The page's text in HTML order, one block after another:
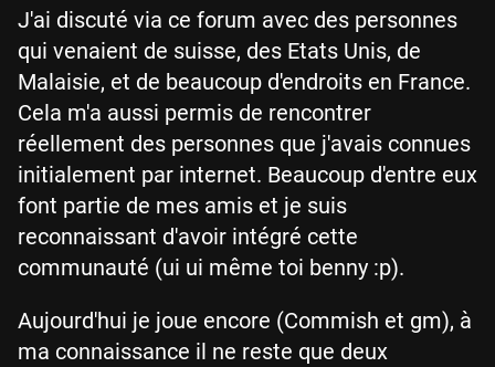
J'ai discuté via ce forum avec des personnes
qui venaient de suisse, des Etats Unis, de
Malaisie, et de beaucoup d'endroits en France.
Cela m'a aussi permis de rencontrer
réellement des personnes que j'avais connues
initialement par internet. Beaucoup d'entre eux
font partie de mes amis et je suis
reconnaissant d'avoir intégré cette
communauté (ui ui même toi benny :p).
Aujourd'hui je joue encore (Commish et gm), à
ma connaissance il ne reste que deux